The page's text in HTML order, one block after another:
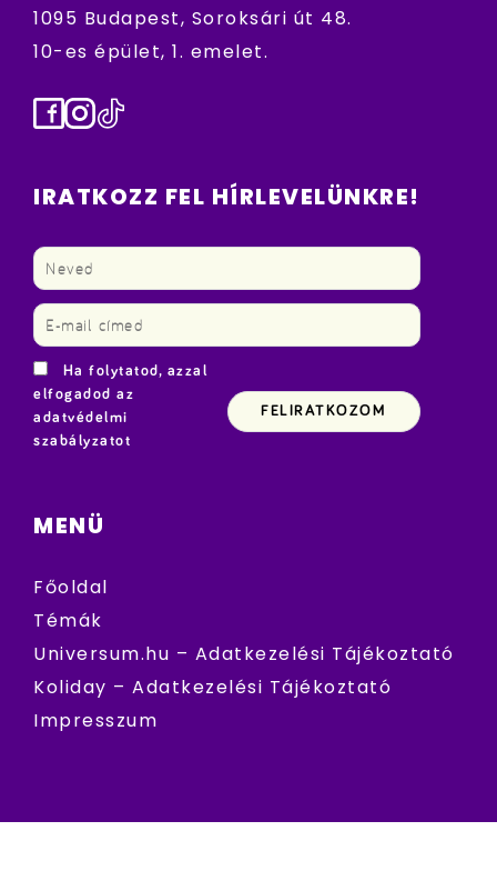
1095 Budapest, Soroksári út 48.
10-es épület, 1. emelet.
Facebook
Instagram
TikTok
IRATKOZZ FEL HÍRLEVELÜNKRE!
Ha folytatod, azzal
elfogadod az
adatvédelmi
szabályzatot
MENÜ
Főoldal
Témák
Universum.hu – Adatkezelési Tájékoztató
Koliday – Adatkezelési Tájékoztató
Impresszum